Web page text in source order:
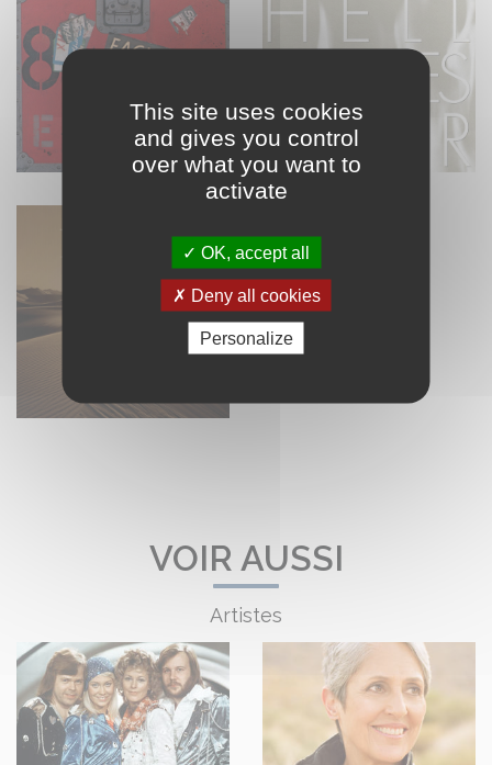
VOIR AUSSI
Artistes
This site uses cookies
and gives you control
over what you want to
activate
OK, accept all
Deny all cookies
Personalize